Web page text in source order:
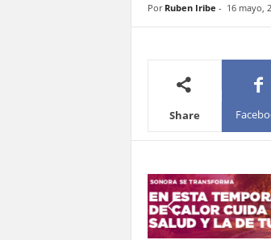
Por Ruben Iribe - 16 mayo,
Share